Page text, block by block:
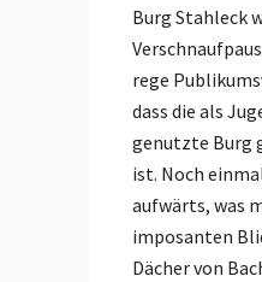
Burg Stahleck
rege
dass die als
genutzte Burg
ist. Noch
aufwärts, was
imposanten
Dächer von